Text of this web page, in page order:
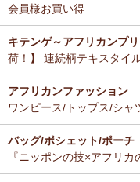
会員様お買い得
キテンゲ～アフリカンプ
荷！】 連続柄テキスタイ
アフリカンファッション
ワンピース/トップス/シャ
バッグ/ポシェット/ポーチ
『ニッポンの技×アフリ